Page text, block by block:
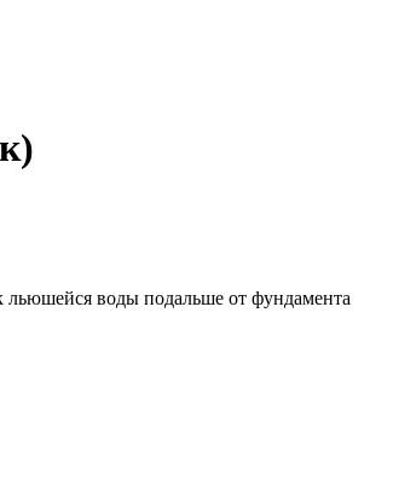
льюшейся воды подальше от фундамента